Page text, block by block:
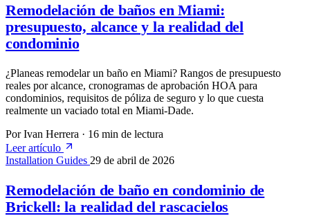
Remodelación de baños en Miami:
presupuesto, alcance y la realidad del
condominio
¿Planeas remodelar un baño en Miami? Rangos de presupuesto
reales por alcance, cronogramas de aprobación HOA para
condominios, requisitos de póliza de seguro y lo que cuesta
realmente un vaciado total en Miami-Dade.
Por Ivan Herrera · 16 min de lectura
Leer artículo
Installation Guides 29 de abril de 2026
Remodelación de baño en condominio de
Brickell: la realidad del rascacielos